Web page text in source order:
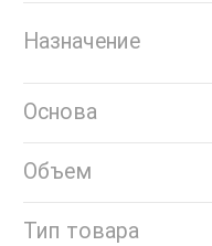
Назначение
Основа
Объем
Тип товара